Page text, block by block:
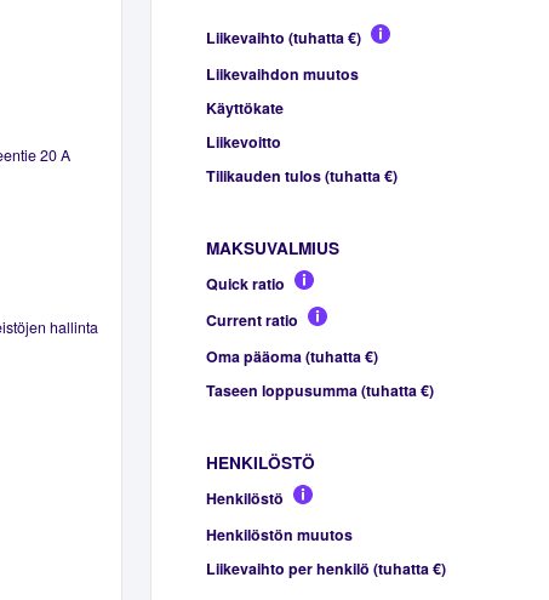
20 A
hallinta
Liikevaihto (tuhatta €)
Liikevaihdon muutos
Käyttökate
Liikevoitto
Tilikauden tulos (tuhatta €)
MAKSUVALMIUS
Quick ratio
Current ratio
Oma pääoma (tuhatta €)
Taseen loppusumma (tuhatta €)
HENKILÖSTÖ
Henkilöstö
Henkilöstön muutos
Liikevaihto per henkilö (tuhatta €)